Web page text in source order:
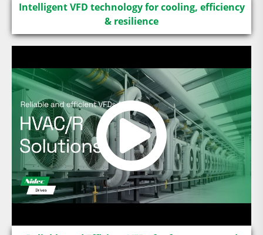
Intelligent VFD technology for cooling, efficiency
& resilience